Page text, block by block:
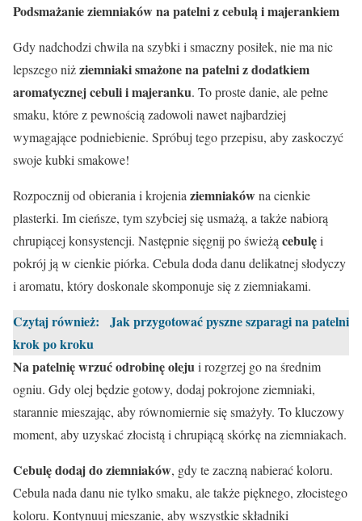
Podsmażanie ziemniaków na patelni z cebulą i majerankiem
Gdy nadchodzi chwila na szybki i smaczny posiłek, nie ma nic
lepszego niżziemniaki smażone na patelni z dodatkiem
aromatycznej cebuli i majeranku. To proste danie, ale pełne
smaku, które z pewnością zadowoli nawet najbardziej
wymagające podniebienie. Spróbuj tego przepisu, aby zaskoczyć
swoje kubki smakowe!
Rozpocznij od obierania i krojenia ziemniakówna cienkie
plasterki. Im cieńsze, tym szybciej się usmażą, a także nabiorą
chrupiącej konsystencji. Następnie sięgnij po świeżą cebulęi
pokrój ją w cienkie piórka. Cebula doda danu delikatnej słodyczy
i aromatu, który doskonale skomponuje się z ziemniakami.
Czytaj również:
Jak przygotować pyszne szparagi na patelni
krok po kroku
Na patelnię wrzuć odrobinę olejui rozgrzej go na średnim
ogniu. Gdy olej będzie gotowy, dodaj pokrojone ziemniaki,
starannie mieszając, aby równomiernie się smażyły. To kluczowy
moment, aby uzyskać złocistą i chrupiącą skórkę na ziemniakach.
Cebulę dodaj do ziemniaków, gdy te zaczną nabierać koloru.
Cebula nada danu nie tylko smaku, ale także pięknego, złocistego
koloru. Kontynuuj mieszanie, aby wszystkie składniki